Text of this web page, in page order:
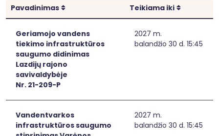
Pavadinimas Rikiuoti Teikiama iki Rikiuoti
Geriamojo vandens
tiekimo infrastruktūros
saugumo didinimas
Lazdijų rajono
savivaldybėje
Nr. 21-209-P
2027 m.
balandžio 30 d. 15:45
Vandentvarkos
infrastruktūros saugumo
2027 m.
balandžio 30 d. 15:45